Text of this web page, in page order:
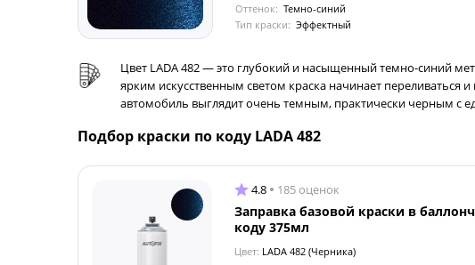
Оттенок: Темно-синий
Тип краски: Эффектный
Цвет LADA 482 — это глубокий и насыщенный темно-синий
ярким искусственным светом краска начинает
автомобиль выглядит очень темным, практически черным с
Подбор краски по коду LADA 482
4.8 185 оценок
Заправка базовой краски в
коду 375мл
Цвет: LADA 482 (Черника)